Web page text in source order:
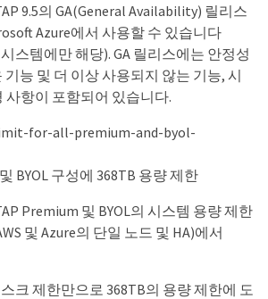
9.5의 GA(General Availability) 릴리스
Azure에서 사용할 수 있습니다
스템에만 해당). GA 릴리스에는 안정성
기능 및 더 이상 사용되지 않는 기능, 시
사항이 포함되어 있습니다.
for-all-premium-and-byol-
BYOL 구성에 368TB 용량 제한
Premium 및 BYOL의 시스템 용량 제한
및 Azure의 단일 노드 및 HA)에서
크 제한만으로 368TB의 용량 제한에 도